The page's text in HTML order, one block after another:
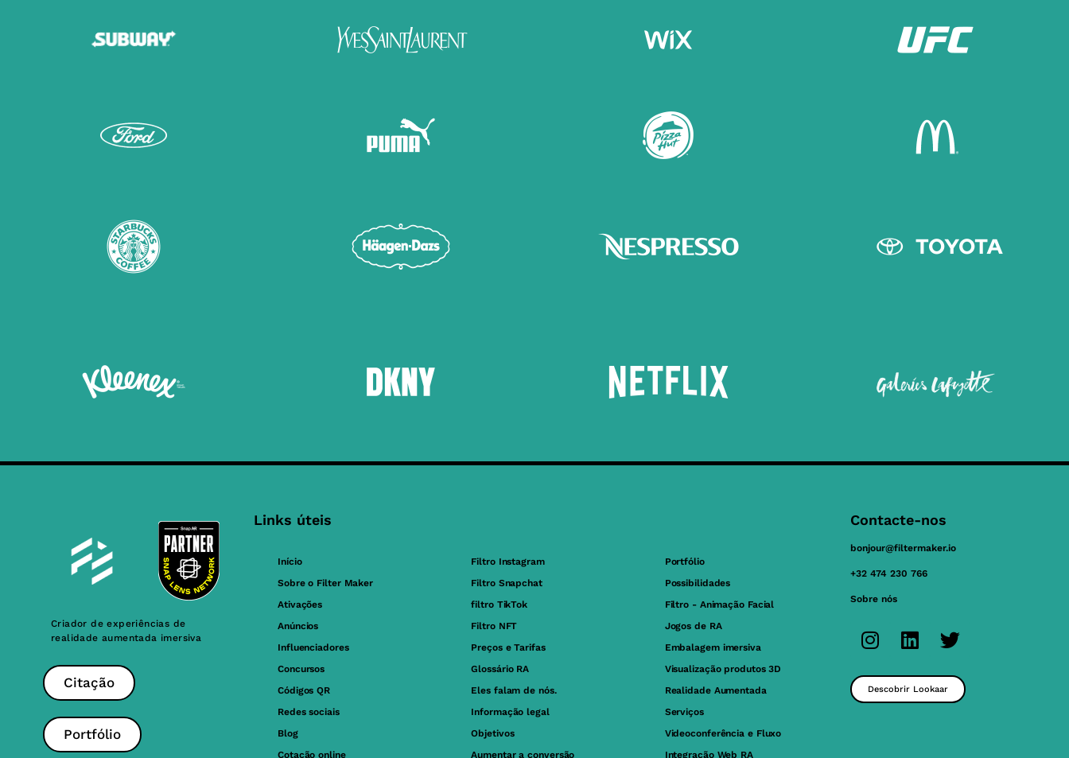
Criador de experiências de
realidade aumentada imersiva
Citação
Portfólio
Links úteis
Início
Sobre o Filter Maker
Ativações
Anúncios
Influenciadores
Concursos
Códigos QR
Redes sociais
Blog
Cotação online
Filtro Instagram
Filtro Snapchat
filtro TikTok
Filtro NFT
Preços e Tarifas
Glossário RA
Eles falam de nós.
Informação legal
Objetivos
Aumentar a conversão
Portfólio
Possibilidades
Filtro - Animação Facial
Jogos de RA
Embalagem imersiva
Visualização produtos 3D
Realidade Aumentada
Serviços
Videoconferência e Fluxo
Integração Web RA
Contacte-nos
bonjour@filtermaker.io
+32 474 230 766
Sobre nós
Descobrir Lookaar